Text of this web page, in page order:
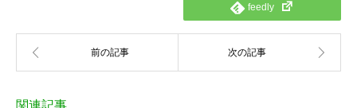
feedly
関連記事